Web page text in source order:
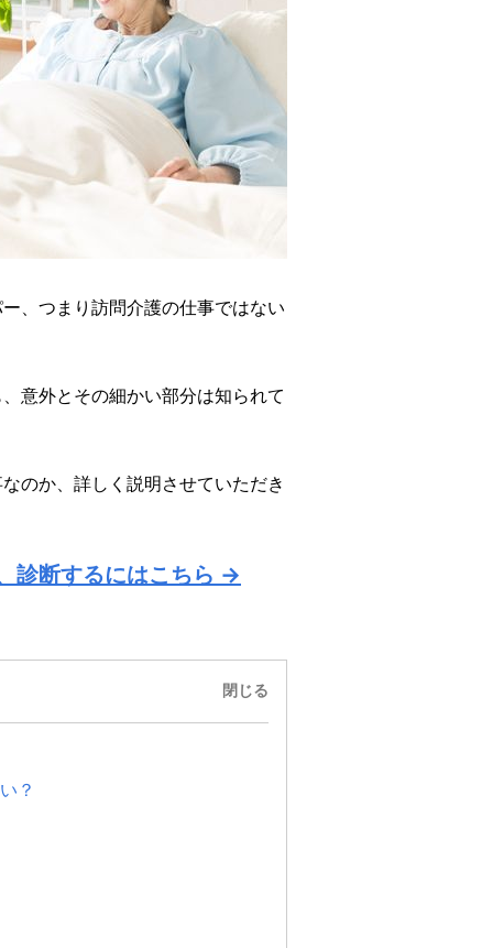
、つまり訪問介護の仕事ではない
意外とその細かい部分は知られて
のか、詳しく説明させていただき
診断するにはこちら →
閉じる
？